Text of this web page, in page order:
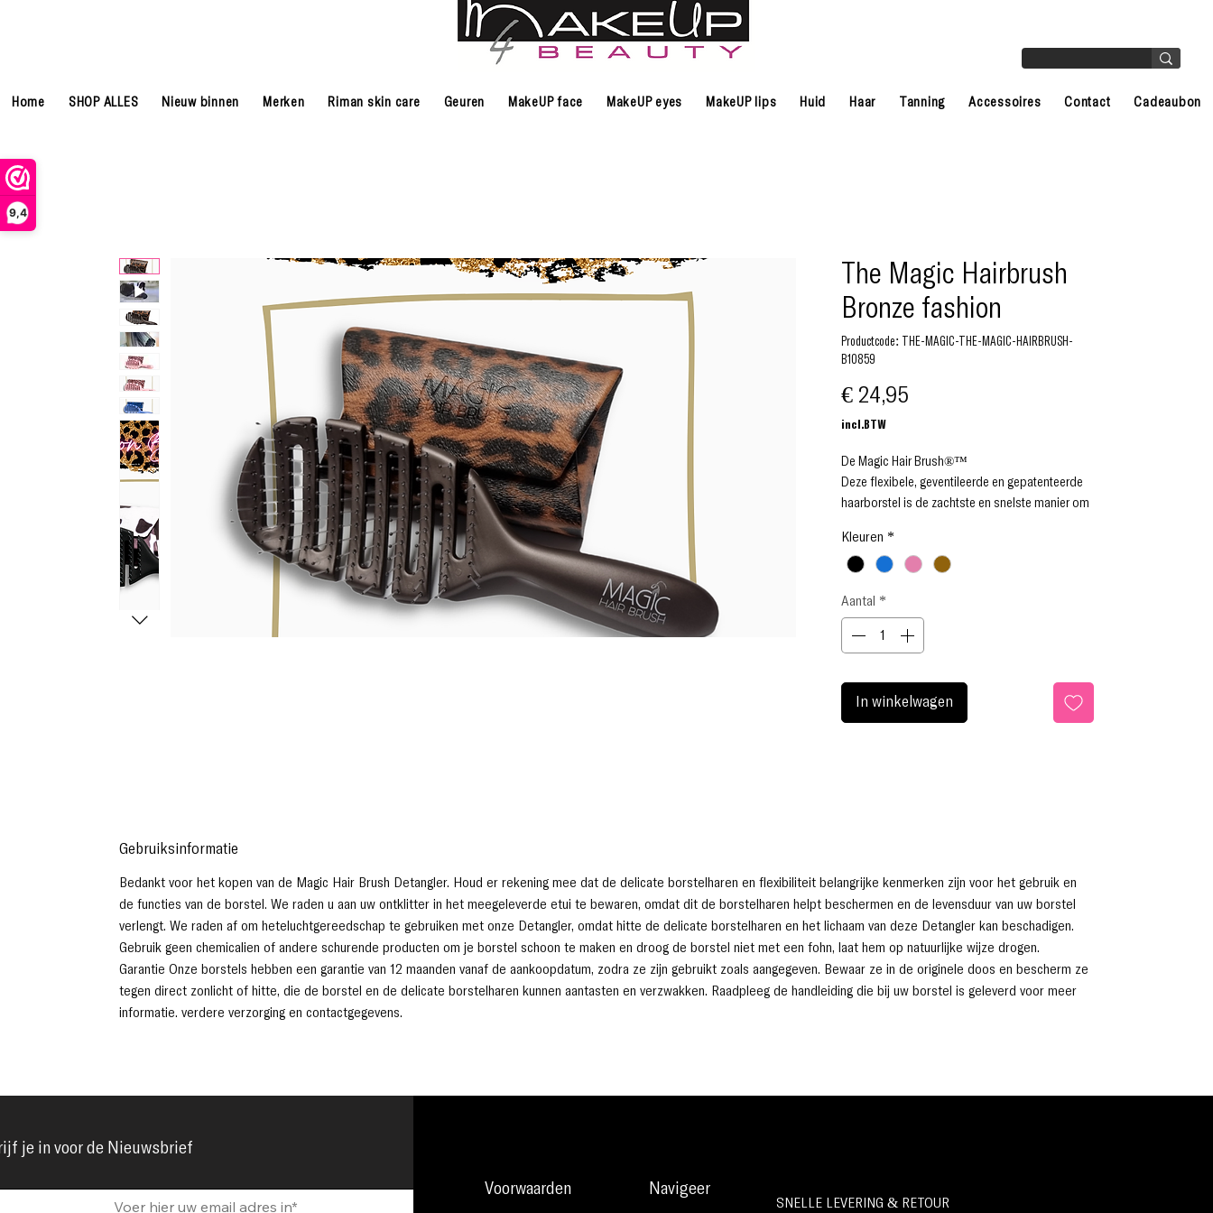
9,4
Home SHOP ALLES Nieuw binnen Merken Riman skin care Geuren MakeUP face MakeUP eyes MakeUP lips Huid Haar Tanning Accessoires Contact Cadeaubon
The Magic Hairbrush
Bronze fashion
Productcode: THE-MAGIC-THE-MAGIC-HAIRBRUSH-
B10859
€ 24,95
incl.BTW
De Magic Hair Brush®™
Deze flexibele, geventileerde en gepatenteerde
haarborstel is de zachtste en snelste manier om
De nieuwe en revolutionair vormgegeven
Detangler ontklit snel en gemakkelijk zowel nat
De delicate borstelharen vloeien moeiteloos
door zelfs de zwaarste klitten, zonder te trekken
of vast te haken, waardoor je gemakkelijk door
De zachte borstelharen beschermen tegen breuk
en gespleten haarpunten, terwijl de multi-
resultaten en met gemak.
De flexibele, geventileerde kop zorgt voor een
maximale luchtstroom voor een snellere
borstelharen zachtjes jouw haar ontwarren.
Om de delicate borstelharen te beschermen en
de levensduur van de Magic Hair Brush te
Kleuren *
Aantal *
In winkelwagen
Gebruiksinformatie
Bedankt voor het kopen van de Magic Hair Brush Detangler. Houd er rekening mee dat de delicate borstelharen en flexibiliteit belangrijke kenmerken zijn voor het gebruik en
de functies van de borstel. We raden u aan uw ontklitter in het meegeleverde etui te bewaren, omdat dit de borstelharen helpt beschermen en de levensduur van uw borstel
verlengt. We raden af ​​om heteluchtgereedschap te gebruiken met onze Detangler, omdat hitte de delicate borstelharen en het lichaam van deze Detangler kan beschadigen.
Gebruik geen chemicaliën of andere schurende producten om je borstel schoon te maken en droog de borstel niet met een fohn, laat hem op natuurlijke wijze drogen.
Garantie Onze borstels hebben een garantie van 12 maanden vanaf de aankoopdatum, zodra ze zijn gebruikt zoals aangegeven. Bewaar ze in de originele doos en bescherm ze
tegen direct zonlicht of hitte, die de borstel en de delicate borstelharen kunnen aantasten en verzwakken. Raadpleeg de handleiding die bij uw borstel is geleverd voor meer
informatie. verdere verzorging en contactgegevens.
je in voor de Nieuwsbrief
Voorwaarden Navigeer
SNELLE LEVERING & RETOUR